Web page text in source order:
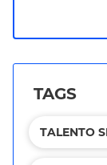
TAGS
TALENTO